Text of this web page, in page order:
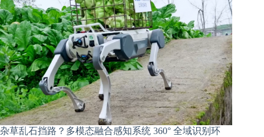
杂草乱石挡路？多模态融合感知系统 360° 全域识别环